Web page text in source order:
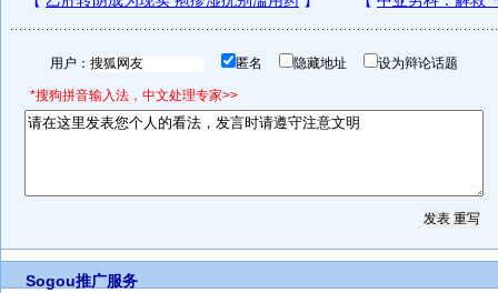
用户： 匿名 隐藏地址 设为辩论话题
*搜狗拼音输入法，中文处理专家>>
Sogou推广服务